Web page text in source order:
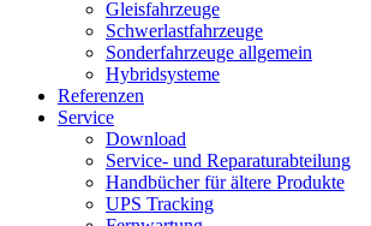
Gleisfahrzeuge
Schwerlastfahrzeuge
Sonderfahrzeuge allgemein
Hybridsysteme
Referenzen
Service
Download
Service- und Reparaturabteilung
Handbücher für ältere Produkte
UPS Tracking